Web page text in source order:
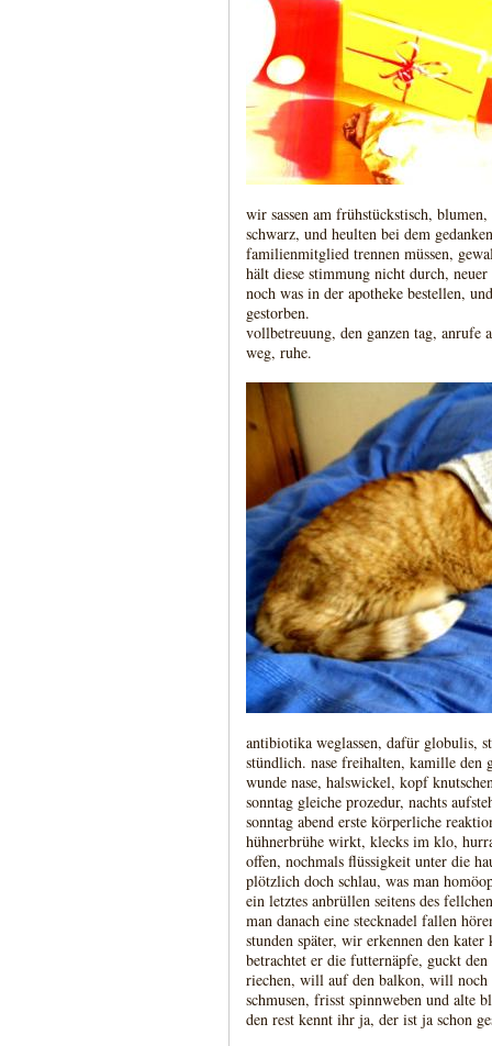
wir sassen am frühstückstisch,
schwarz, und heulten bei dem
familienmitglied trennen müssen,
hält diese stimmung nicht durch,
noch was in der apotheke bestellen,
gestorben.
vollbetreuung, den ganzen tag, anrufe
weg, ruhe.
antibiotika weglassen, dafür globulis,
stündlich. nase freihalten, kamille den
wunde nase, halswickel, kopf
sonntag gleiche prozedur, nachts
sonntag abend erste körperliche
hühnerbrühe wirkt, klecks im klo,
offen, nochmals flüssigkeit unter die
plötzlich doch schlau, was man
ein letztes anbrüllen seitens des
man danach eine stecknadel fallen
stunden später, wir erkennen den
betrachtet er die futternäpfe, guckt
riechen, will auf den balkon, will
schmusen, frisst spinnweben und alte
den rest kennt ihr ja, der ist ja schon